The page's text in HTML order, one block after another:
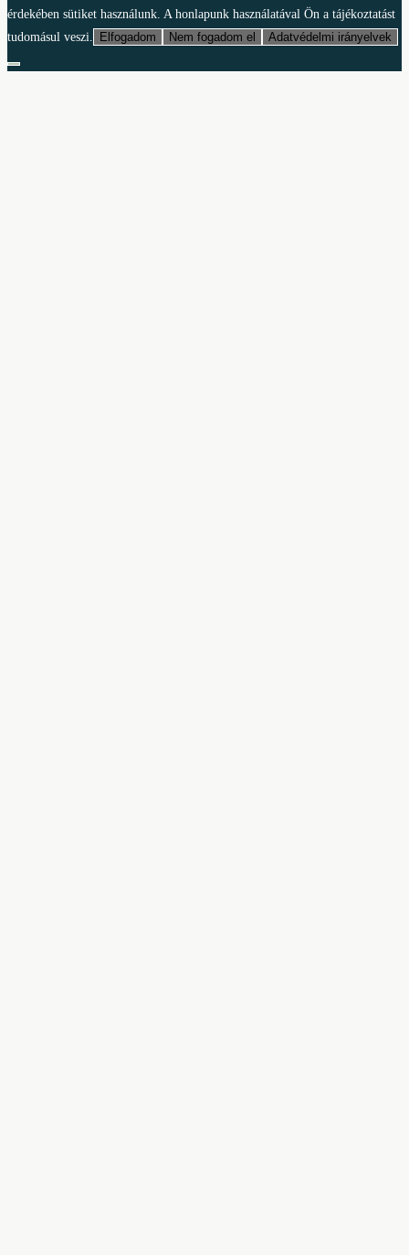
érdekében sütiket használunk. A honlapunk használatával Ön a tájékoztatást
tudomásul veszi.
Elfogadom Nem fogadom el Adatvédelmi irányelvek